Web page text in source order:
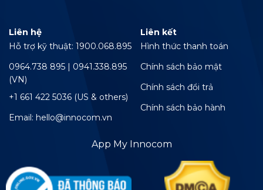
Liên hệ
Hỗ trợ kỹ thuật: 1900.068.895
0964.738 895 | 0941.338.895
(VN)
+1 661 422 5036 (US & others)
Email: hello@innocom.vn
Liên kết
Hình thức thanh toán
Chính sách bảo mật
Chính sách đổi trả
Chính sách bảo hành
App My Innocom